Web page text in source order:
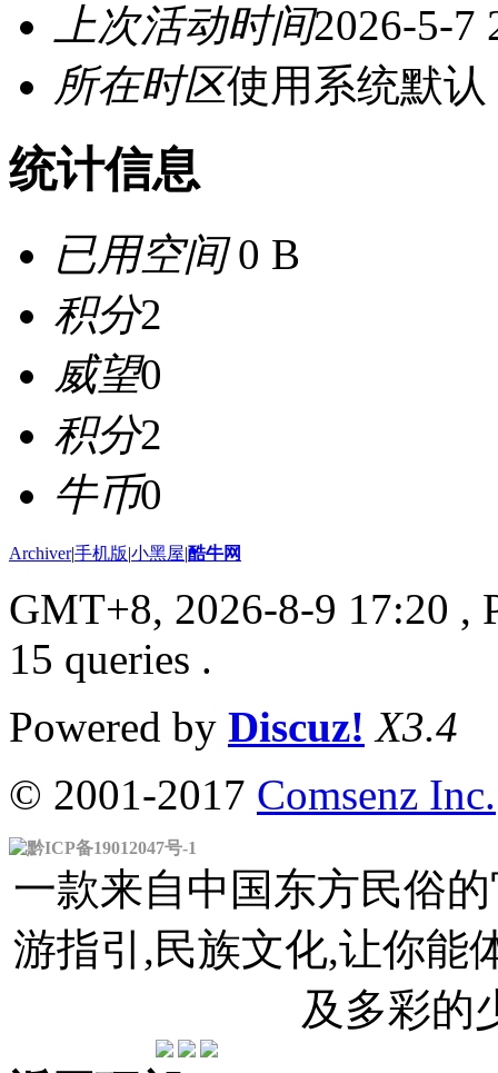
上次活动时间2026-5-7
所在时区使用系统默认
统计信息
已用空间0 B
积分2
威望0
积分2
牛币0
Archiver|手机版|小黑屋|酷牛网
GMT+8, 2026-8-9 17:20 ,
15 queries .
Powered by Discuz! X3.4
© 2001-2017 Comsenz Inc.
黔ICP备19012047号-1
一款来自中国东方民俗
游指引,民族文化,让你能
及多彩的